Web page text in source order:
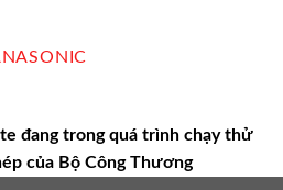
đang trong quá trình chạy thử
của Bộ Công Thương